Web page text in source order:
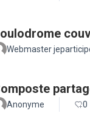
Webmaster
Anonyme 0